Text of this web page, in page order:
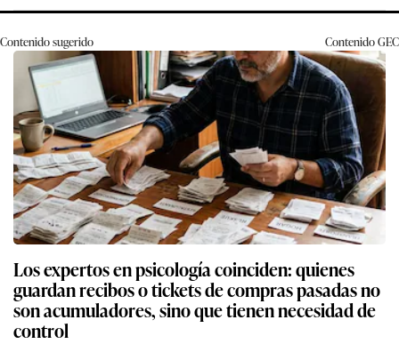
Contenido sugerido ContenidoGEC
Los expertos en psicología coinciden: quienes
guardan recibos o tickets de compras pasadas no
son acumuladores, sino que tienen necesidad de
control